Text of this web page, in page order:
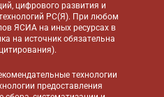
цифрового развития и
РС(Я). При любом
ЯСИА на иных ресурсах в
на источник обязательна
).
технологии
предоставления